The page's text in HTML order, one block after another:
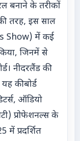
बनाने के तरीकों
तरह, इस साल
Show) में कई
जिनमें से
नीदरलैंड की
कीबोर्ड
ऑडियो
प्रोफेशनल्स के
में प्रदर्शित